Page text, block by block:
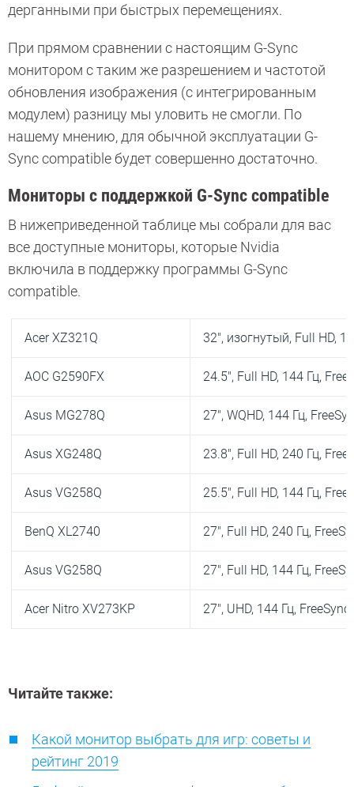
дерганными при быстрых перемещениях.
При прямом сравнении с настоящим G-Sync
монитором с таким же разрешением и частотой
обновления изображения (с интегрированным
модулем) разницу мы уловить не смогли. По
нашему мнению, для обычной эксплуатации G-
Sync compatible будет совершенно достаточно.
Мониторы с поддержкой G-Sync compatible
В нижеприведенной таблице мы собрали для вас
все доступные мониторы, которые Nvidia
включила в поддержку программы G-Sync
compatible.
Acer XZ321Q 32″, изогнутый, Full HD,
AOC G2590FX 24.5″, Full HD, 144 Гц,
Asus MG278Q 27″, WQHD, 144 Гц,
Asus XG248Q 23.8″, Full HD, 240 Гц,
Asus VG258Q 25.5″, Full HD, 144 Гц,
BenQ XL2740 27″, Full HD, 240 Гц,
Asus VG258Q 27″, Full HD, 144 Гц,
Acer Nitro XV273KP 27″, UHD, 144 Гц, FreeSync
Читайте также:
Какой монитор выбрать для игр: советы и
рейтинг 2019